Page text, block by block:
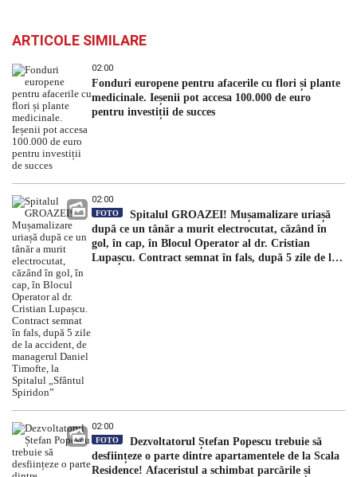
ARTICOLE SIMILARE
02:00
Fonduri europene pentru afacerile cu flori și plante
medicinale. Ieșenii pot accesa 100.000 de euro
pentru investiții de succes
02:00
FOTO
Spitalul GROAZEI! Mușamalizare uriașă
după ce un tânăr a murit electrocutat, căzând în
gol, în cap, în Blocul Operator al dr. Cristian
Lupașcu. Contract semnat în fals, după 5 zile de la
02:00
FOTO
Dezvoltatorul Ștefan Popescu trebuie să
desființeze o parte dintre apartamentele de la Scala
Residence! Afaceristul a schimbat parcările și